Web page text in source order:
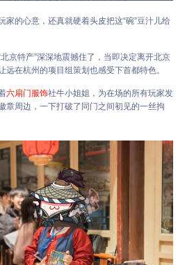
的心意，还真就硬着头皮把这“碗”豆汁儿给
特产”深深地震撼住了，当即决定离开北京
远在杭州的项目组策划也感受下首都特色。
六扇门服饰社牛小姐姐，为在场的所有玩家发
章周边，一下打破了同门之间初见的一丝拘